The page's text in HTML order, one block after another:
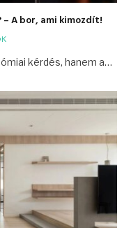
– A bor, ami kimozdít!
kérdés, hanem a…